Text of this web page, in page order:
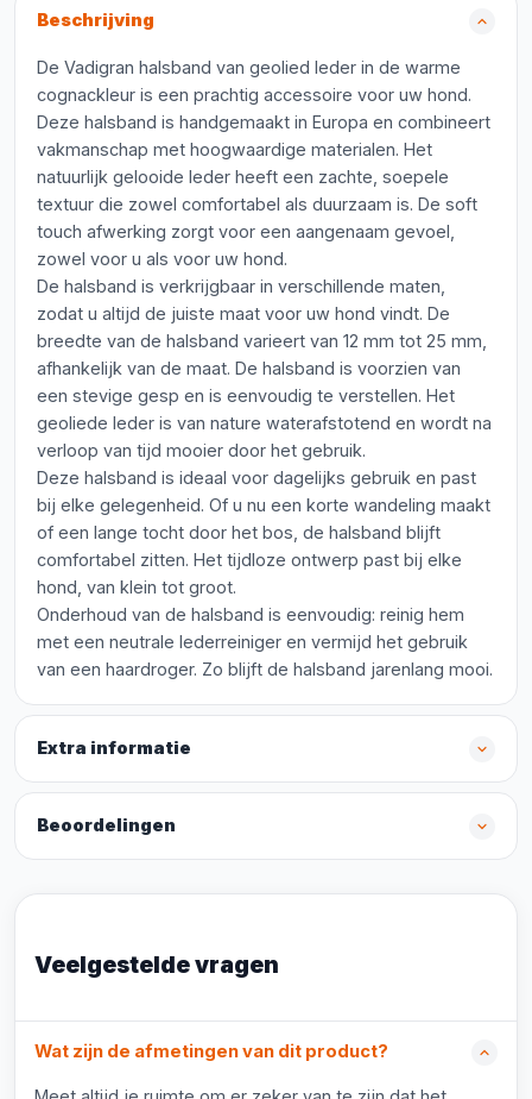
Beschrijving
De Vadigran halsband van geolied leder in de warme
cognackleur is een prachtig accessoire voor uw hond.
Deze halsband is handgemaakt in Europa en combineert
vakmanschap met hoogwaardige materialen. Het
natuurlijk gelooide leder heeft een zachte, soepele
textuur die zowel comfortabel als duurzaam is. De soft
touch afwerking zorgt voor een aangenaam gevoel,
zowel voor u als voor uw hond.
De halsband is verkrijgbaar in verschillende maten,
zodat u altijd de juiste maat voor uw hond vindt. De
breedte van de halsband varieert van 12 mm tot 25 mm,
afhankelijk van de maat. De halsband is voorzien van
een stevige gesp en is eenvoudig te verstellen. Het
geoliede leder is van nature waterafstotend en wordt na
verloop van tijd mooier door het gebruik.
Deze halsband is ideaal voor dagelijks gebruik en past
bij elke gelegenheid. Of u nu een korte wandeling maakt
of een lange tocht door het bos, de halsband blijft
comfortabel zitten. Het tijdloze ontwerp past bij elke
hond, van klein tot groot.
Onderhoud van de halsband is eenvoudig: reinig hem
met een neutrale lederreiniger en vermijd het gebruik
van een haardroger. Zo blijft de halsband jarenlang mooi.
Extra informatie
Beoordelingen
Veelgestelde vragen
Wat zijn de afmetingen van dit product?